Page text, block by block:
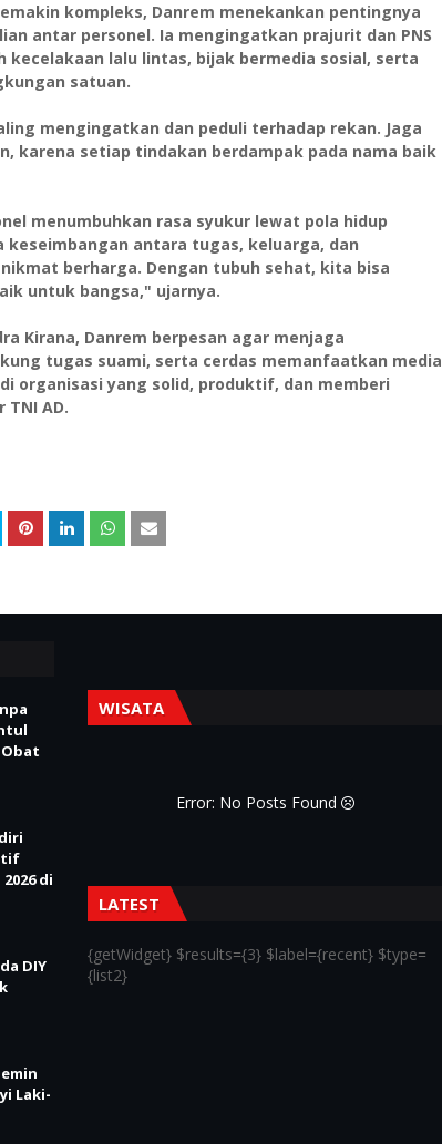
kompleks, Danrem menekankan pentingnya
antar personel. Ia mengingatkan prajurit dan PNS
kecelakaan lalu lintas, bijak bermedia sosial, serta
satuan.
mengingatkan dan peduli terhadap rekan. Jaga
karena setiap tindakan berdampak pada nama baik
menumbuhkan rasa syukur lewat pola hidup
antara tugas, keluarga, dan
berharga. Dengan tubuh sehat, kita bisa
untuk bangsa," ujarnya.
Kirana, Danrem berpesan agar menjaga
tugas suami, serta cerdas memanfaatkan media
organisasi yang solid, produktif, dan memberi
AD.
di
DIY
Laki-
WISATA
Error: No Posts Found
LATEST
{getWidget} $results={3} $label={recent} $type=
{list2}